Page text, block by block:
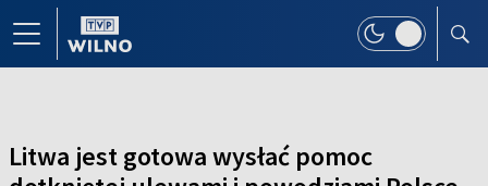
Litwa jest gotowa wysłać pomoc